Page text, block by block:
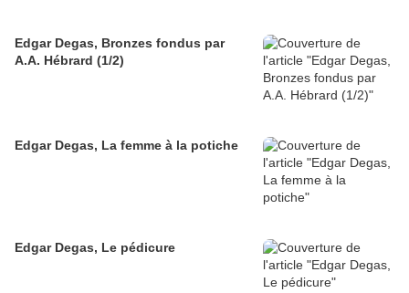
Edgar Degas, Bronzes fondus par
A.A. Hébrard (1/2)
Edgar Degas, La femme à la potiche
Edgar Degas, Le pédicure